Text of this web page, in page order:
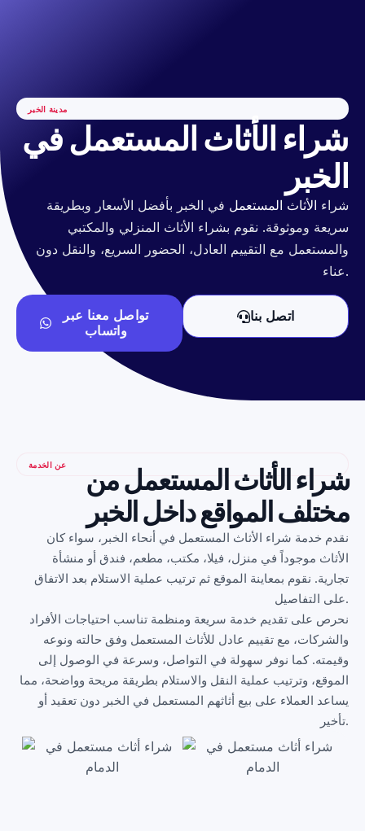
مدينة الخبر
شراء الأثاث المستعمل في
الخبر
شراء الأثاث المستعمل في الخبر بأفضل الأسعار وبطريقة
سريعة وموثوقة. نقوم بشراء الأثاث المنزلي والمكتبي
والمستعمل مع التقييم العادل، الحضور السريع، والنقل دون
عناء.
تواصل معنا عبر
واتساب
اتصل بنا
عن الخدمة
شراء الأثاث المستعمل من
مختلف المواقع داخل الخبر
نقدم خدمة شراء الأثاث المستعمل في أنحاء الخبر، سواء كان
الأثاث موجوداً في منزل، فيلا، مكتب، مطعم، فندق أو منشأة
تجارية. نقوم بمعاينة الموقع ثم ترتيب عملية الاستلام بعد الاتفاق
على التفاصيل.
نحرص على تقديم خدمة سريعة ومنظمة تناسب احتياجات الأفراد
والشركات، مع تقييم عادل للأثاث المستعمل وفق حالته ونوعه
وقيمته. كما نوفر سهولة في التواصل، وسرعة في الوصول إلى
الموقع، وترتيب عملية النقل والاستلام بطريقة مريحة وواضحة، مما
يساعد العملاء على بيع أثاثهم المستعمل في الخبر دون تعقيد أو
تأخير.